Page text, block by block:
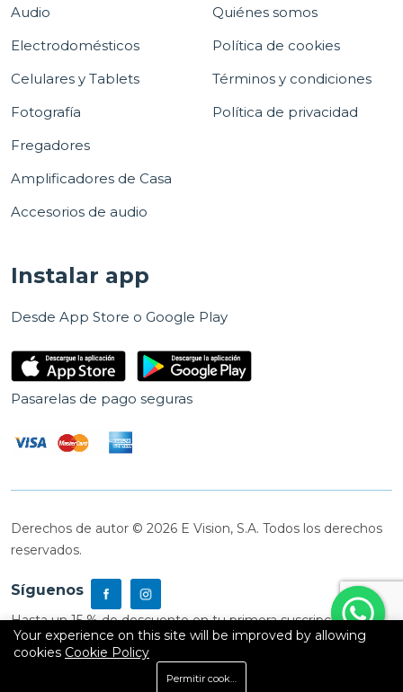
Audio
Electrodomésticos
Celulares y Tablets
Fotografía
Fregadores
Amplificadores de Casa
Accesorios de audio
Quiénes somos
Política de cookies
Términos y condiciones
Política de privacidad
Instalar app
Desde App Store o Google Play
Pasarelas de pago seguras
Derechos de autor © 2026 E Vision, S.A. Todos los derechos
reservados.
Síguenos
Hasta un 15 % de descuento en tu primera suscripción
Carrito
Your experience on this site will be improved by allowing
cookies Cookie Policy
Permitir cookies